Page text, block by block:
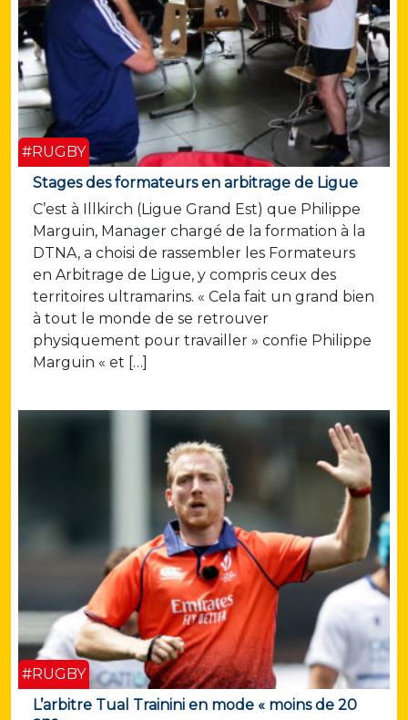
#RUGBY
Stages des formateurs en arbitrage de Ligue
C’est à Illkirch (Ligue Grand Est) que Philippe
Marguin, Manager chargé de la formation à la
DTNA, a choisi de rassembler les Formateurs
en Arbitrage de Ligue, y compris ceux des
territoires ultramarins. « Cela fait un grand bien
à tout le monde de se retrouver
physiquement pour travailler » confie Philippe
Marguin « et […]
#RUGBY
L’arbitre Tual Trainini en mode « moins de 20